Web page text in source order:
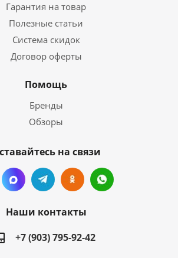
Гарантия на товар
Полезные статьи
Система скидок
Договор оферты
Помощь
Бренды
Обзоры
на связи
Наши контакты
+7 (903) 795-92-42